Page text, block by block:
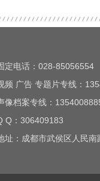
定电话：028-85056554
频 广告 专题片专线：
像档案专线：
Q：306409183
址：成都市武侯区人民